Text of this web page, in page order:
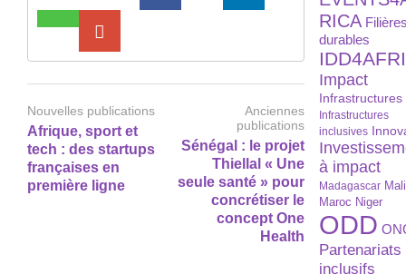
Nouvelles publications
Afrique, sport et
tech : des startups
françaises en
première ligne
Anciennes
publications
Sénégal : le projet
Thiellal « Une
seule santé » pour
concrétiser le
concept One
Health
RICA
durables
Impact
Infrastructures
Infrastructures
inclusives
à impact
Madagascar Mali
Maroc Niger
ODD
Partenariats
inclusifs